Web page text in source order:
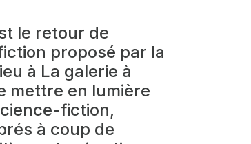
le retour de
proposé par la
à La galerie à
mettre en lumière
fiction,
à coup de